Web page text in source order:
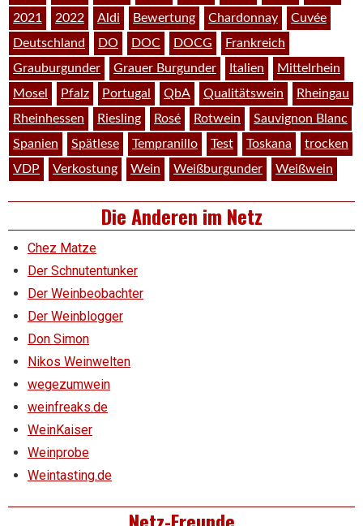
2021
2022 Aldi Bewertung Chardonnay
Cuvée
Deutschland
DO DOC DOCG
Frankreich
Grauburgunder
Grauer Burgunder Italien
Mittelrhein
Mosel
Pfalz Portugal QbA Qualitätswein
Rheingau
Rheinhessen
Riesling Rosé Rotwein
Sauvignon Blanc
Spanien
Spätlese Tempranillo Test Toskana
trocken
VDP
Verkostung Wein Weißburgunder Weißwein
Die Anderen im Netz
Chez Matze
Der Schnutentunker
Der Weinbeobachter
Der Weinblogger
Don Simon
Nikos Weinwelten
wegezumwein
weinfreaks.de
WeinKaiser
Weinprobe
Weintasting.de